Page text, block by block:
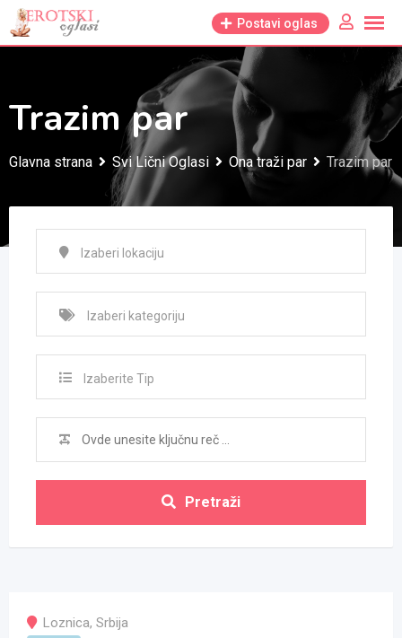
Skip
to
Postavi oglas
Trazim par
Glavna strana Svi Lični Oglasi Ona traži par Trazim par
Izaberite Tip
Pretraži
Loznica, Srbija